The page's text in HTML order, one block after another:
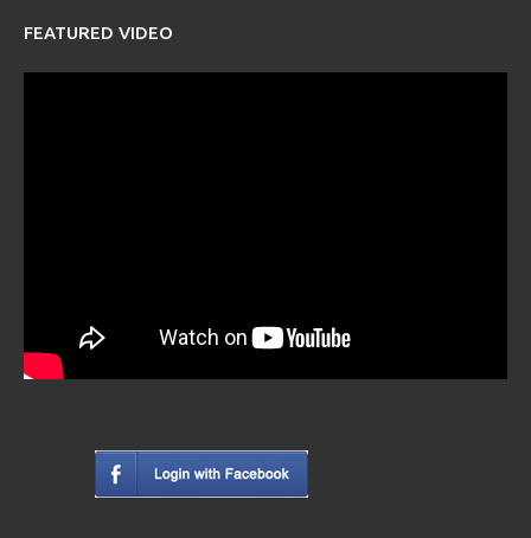
FEATURED VIDEO